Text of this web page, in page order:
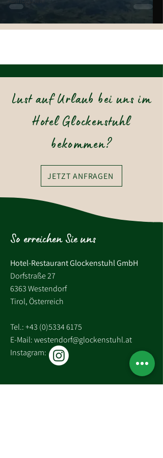
Lust auf Urlaub bei uns im
Hotel Glockenstuhl
bekommen?
JETZT ANFRAGEN
So erreichen Sie uns
Hotel-Restaurant Glockenstuhl GmbH
Dorfstraße 27
6363 Westendorf
Tirol, Österreich
Tel.:+43 (0)5334 6175
E-Mail: westendorf@glockenstuhl.at
Instagram: